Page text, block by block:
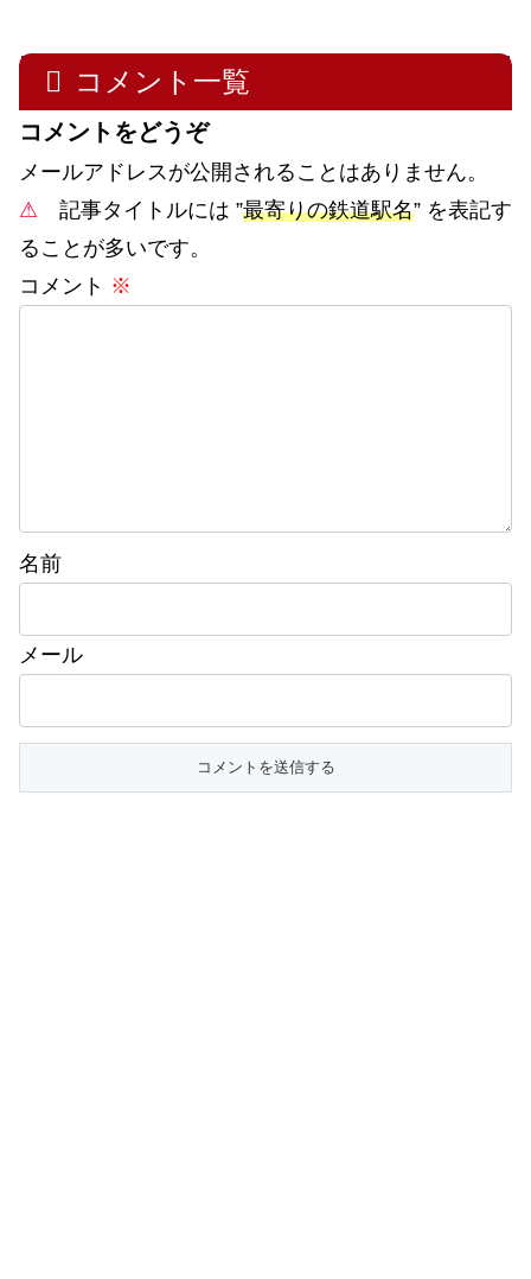
コメント一覧
コメントをどうぞ
メールアドレスが公開されることはありません。
⚠ 記事タイトルには ”最寄りの鉄道駅名” を表記す
ることが多いです。
コメント ※
名前
メール